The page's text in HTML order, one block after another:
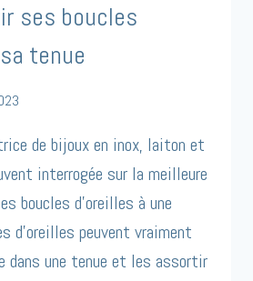
ses boucles
tenue
de bijoux en inox, laiton et
interrogée sur la meilleure
boucles d’oreilles à une
d’oreilles peuvent vraiment
dans une tenue et les assortir